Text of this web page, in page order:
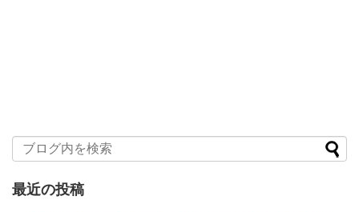
最近の投稿